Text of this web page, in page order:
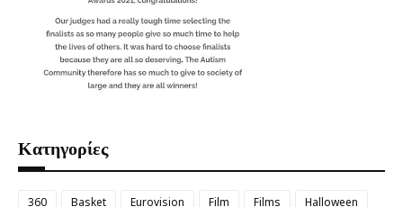
Κατηγορίες
360 Basket Eurovision Film Films
Halloween